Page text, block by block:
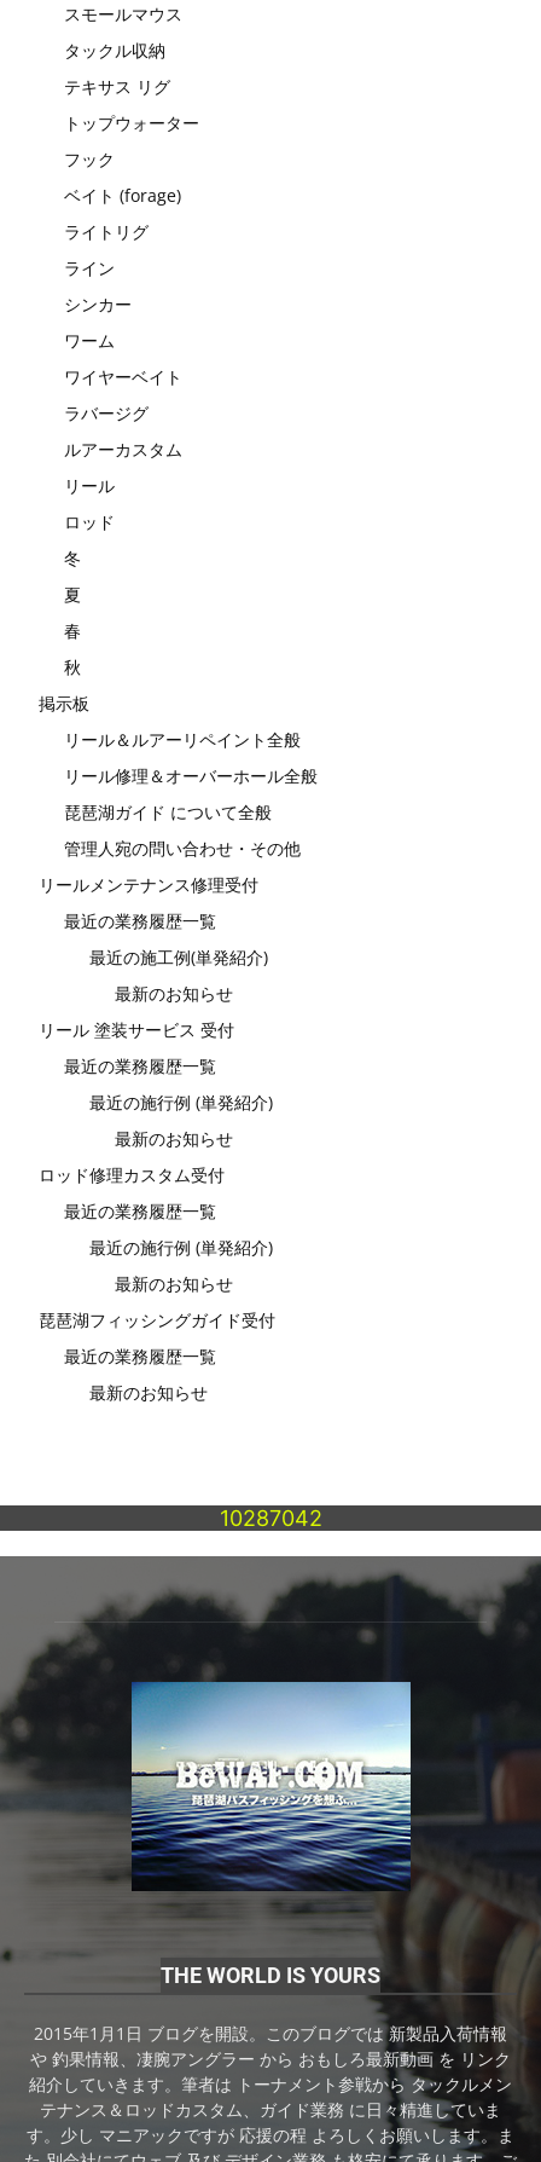
スモールマウス
タックル収納
テキサス リグ
トップウォーター
フック
ベイト (forage)
ライトリグ
ライン
シンカー
ワーム
ワイヤーベイト
ラバージグ
ルアーカスタム
リール
ロッド
冬
夏
春
秋
掲示板
リール＆ルアーリペイント全般
リール修理＆オーバーホール全般
琵琶湖ガイド について全般
管理人宛の問い合わせ・その他
リールメンテナンス修理受付
最近の業務履歴一覧
最近の施工例(単発紹介)
最新のお知らせ
リール 塗装サービス 受付
最近の業務履歴一覧
最近の施行例 (単発紹介)
最新のお知らせ
ロッド修理カスタム受付
最近の業務履歴一覧
最近の施行例 (単発紹介)
最新のお知らせ
琵琶湖フィッシングガイド受付
最近の業務履歴一覧
最新のお知らせ
10287042
THE WORLD IS YOURS
2015年1月1日 ブログを開設。このブログでは 新製品入荷情報
や 釣果情報、凄腕アングラー から おもしろ最新動画 を リンク
紹介していきます。筆者は トーナメント参戦から タックルメン
テナンス＆ロッドカスタム、ガイド業務 に日々精進していま
す。少し マニアックですが 応援の程 よろしくお願いします。ま